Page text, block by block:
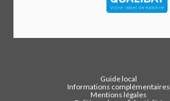
Guide local
Informations complémentaires
Mentions légales